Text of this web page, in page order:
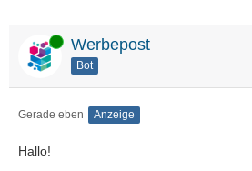
Online Werbepost
Bot
Gerade eben Anzeige
Hallo!